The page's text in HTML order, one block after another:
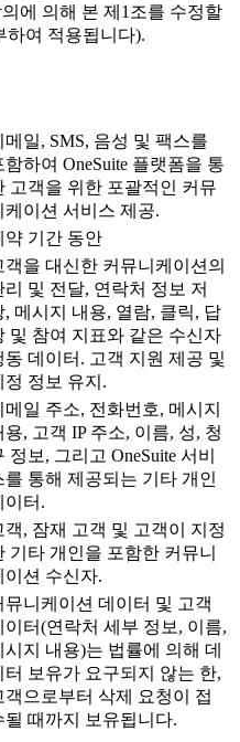
에 의해 본 제1조를 수정할
하여 적용됩니다).
메일, SMS, 음성 및 팩스를
함하여 OneSuite 플랫폼을 통
고객을 위한 포괄적인 커뮤
케이션 서비스 제공.
약 기간 동안
객을 대신한 커뮤니케이션의
리 및 전달, 연락처 정보 저
, 메시지 내용, 열람, 클릭, 답
및 참여 지표와 같은 수신자
동 데이터. 고객 지원 제공 및
정 정보 유지.
메일 주소, 전화번호, 메시지
용, 고객 IP 주소, 이름, 성, 청
정보, 그리고 OneSuite 서비
를 통해 제공되는 기타 개인
이터.
객, 잠재 고객 및 고객이 지정
기타 개인을 포함한 커뮤니
이션 수신자.
뮤니케이션 데이터 및 고객
이터(연락처 세부 정보, 이름,
시지 내용)는 법률에 의해 데
터 보유가 요구되지 않는 한,
객으로부터 삭제 요청이 접
될 때까지 보유됩니다.